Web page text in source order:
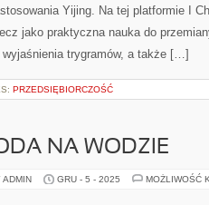
Yijing. Na tej platformie I
jako praktyczna nauka do
wyjaśnienia trygramów, a także […]
PRZEDSIĘBIORCZOŚĆ
NA WODZIE
ADMIN GRU - 5 - 2025 MOŻLIWOŚĆ